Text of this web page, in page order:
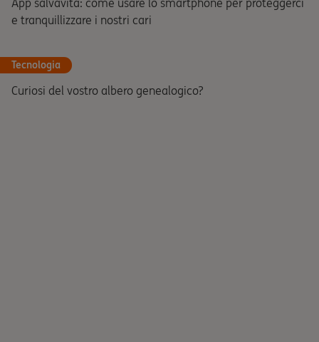
App salvavita: come usare lo smartphone per proteggerci
e tranquillizzare i nostri cari
Tecnologia
Curiosi del vostro albero genealogico?